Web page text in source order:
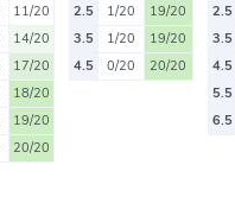
11/20
14/20
17/20
18/20
19/20
20/20
2.5
1/20
19/20
3.5
1/20
19/20
4.5
0/20 20/20
2.5
3.5
4.5
5.5
6.5